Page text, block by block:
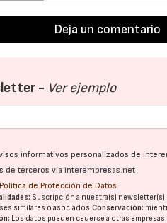
Deja un comentario
- Ver ejemplo
informativos personalizados de
de terceros vía interempresas.net
Política de Protección de Datos
Suscripción a nuestra(s)
similares o asociados.Conservación:
Los datos pueden cederse a otras empresas